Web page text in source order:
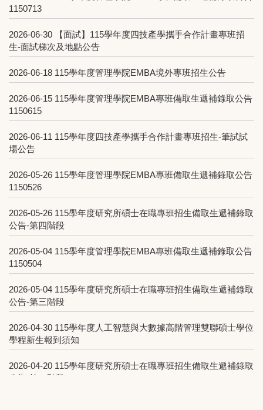
1150713
2026-06-30
【面試】115學年度四技產學攜手合作計畫專班招
生-面試梯次及地點公告
2026-06-18 115學年度管理學院EMBA境外專班招生公告
2026-06-15 115學年度管理學院EMBA專班備取生遞補錄取公告
1150615
2026-06-11 115學年度四技產學攜手合作計畫專班招生-筆試試
場公告
2026-05-26 115學年度管理學院EMBA專班備取生遞補錄取公告
1150526
2026-05-26 115學年度研究所碩士在職專班招生備取生遞補錄取
公告-第四階段
2026-05-04 115學年度管理學院EMBA專班備取生遞補錄取公告
1150504
2026-05-04 115學年度研究所碩士在職專班招生備取生遞補錄取
公告-第三階段
2026-04-30 115學年度人工智慧與大數據高階管理雙聯碩士學位
學程新生報到須知
2026-04-20 115學年度研究所碩士在職專班招生備取生遞補錄取
公告-第二階段